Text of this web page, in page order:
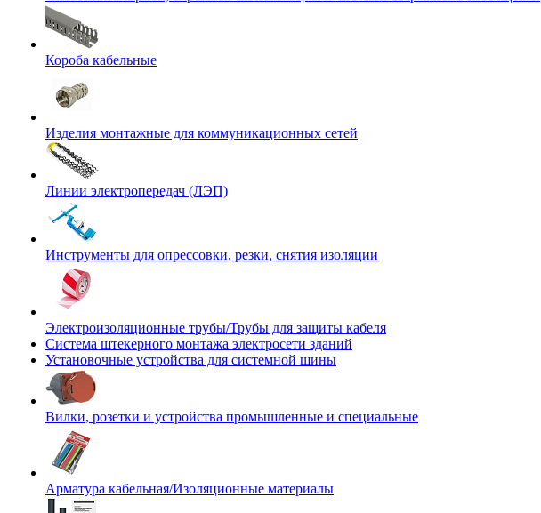
Короба кабельные
Изделия монтажные для коммуникационных сетей
Линии электропередач (ЛЭП)
Инструменты для опрессовки, резки, снятия изоляции
Электроизоляционные трубы/Трубы для защиты кабеля
Система штекерного монтажа электросети зданий
Установочные устройства для системной шины
Вилки, розетки и устройства промышленные и специальные
Арматура кабельная/Изоляционные материалы